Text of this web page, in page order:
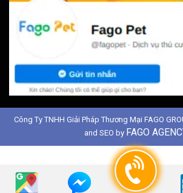
Công Ty TNHH Giải Pháp Thương Mại FAGO
and SEO by FAGO